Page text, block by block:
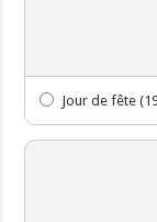
Jour de fête